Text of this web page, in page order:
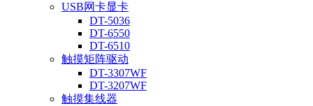
USB网卡显卡
DT-5036
DT-6550
DT-6510
触摸矩阵驱动
DT-3307WF
DT-3207WF
触摸集线器